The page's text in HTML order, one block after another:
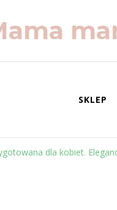
SKLEP
dla kobiet.